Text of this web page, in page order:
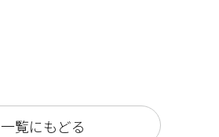
一覧にもどる